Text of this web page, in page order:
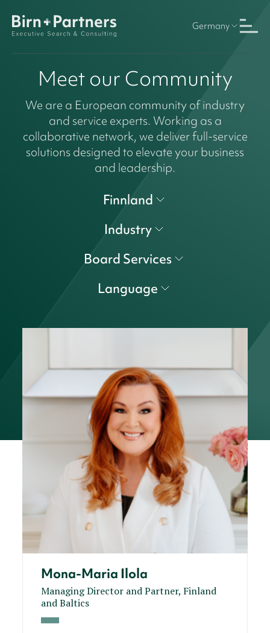
Germany
Meet our Community
We are a European community of industry
and service experts. Working as a
collaborative network, we deliver full-service
solutions designed to elevate your business
and leadership.
Finnland
Industry
Board Services
Language
Mona-Maria Ilola
Managing Director and Partner, Finland
and Baltics